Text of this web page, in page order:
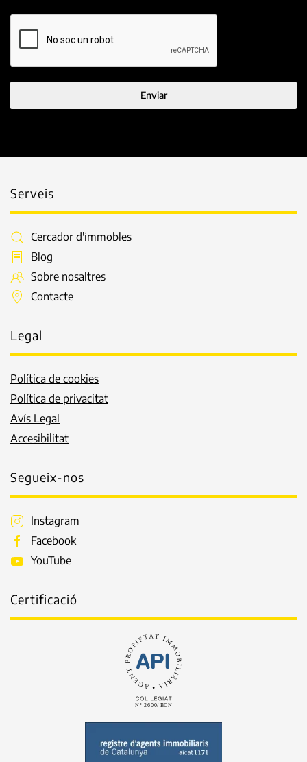
Enviar
Serveis
Cercador d'immobles
Blog
Sobre nosaltres
Contacte
Legal
Política de cookies
Política de privacitat
Avís Legal
Accesibilitat
Segueix-nos
Instagram
Facebook
YouTube
Certificació